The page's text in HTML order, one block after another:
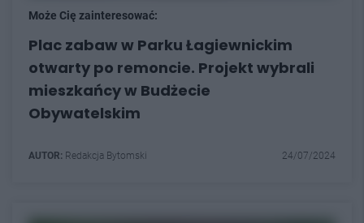
Może Cię zainteresować:
Plac zabaw w Parku Łagiewnickim
otwarty po remoncie. Projekt wybrali
mieszkańcy w Budżecie
Obywatelskim
AUTOR: Redakcja Bytomski 24/07/2024